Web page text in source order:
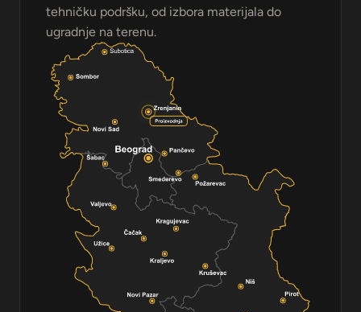
tehničku podršku, od izbora materijala do
ugradnje na terenu.